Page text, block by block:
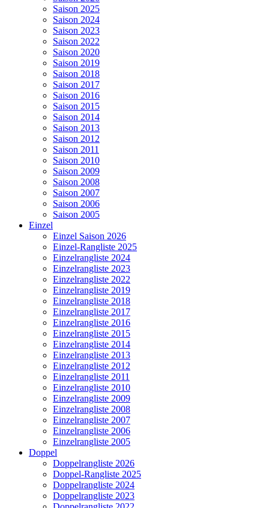
Saison 2025
Saison 2024
Saison 2023
Saison 2022
Saison 2020
Saison 2019
Saison 2018
Saison 2017
Saison 2016
Saison 2015
Saison 2014
Saison 2013
Saison 2012
Saison 2011
Saison 2010
Saison 2009
Saison 2008
Saison 2007
Saison 2006
Saison 2005
Einzel
Einzel Saison 2026
Einzel-Rangliste 2025
Einzelrangliste 2024
Einzelrangliste 2023
Einzelrangliste 2022
Einzelrangliste 2019
Einzelrangliste 2018
Einzelrangliste 2017
Einzelrangliste 2016
Einzelrangliste 2015
Einzelrangliste 2014
Einzelrangliste 2013
Einzelrangliste 2012
Einzelrangliste 2011
Einzelrangliste 2010
Einzelrangliste 2009
Einzelrangliste 2008
Einzelrangliste 2007
Einzelrangliste 2006
Einzelrangliste 2005
Doppel
Doppelrangliste 2026
Doppel-Rangliste 2025
Doppelrangliste 2024
Doppelrangliste 2023